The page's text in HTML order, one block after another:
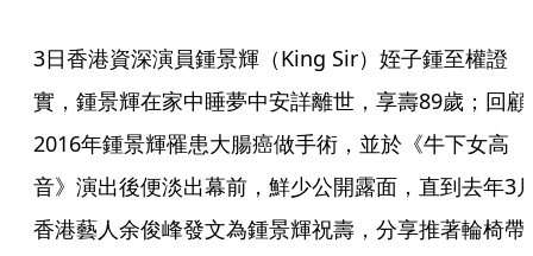
3日香港資深演員鍾景輝（King Sir）姪子鍾至權證
實，鍾景輝在家中睡夢中安詳離世，享壽89歲；回顧
2016年鍾景輝罹患大腸癌做手術，並於《牛下女高
音》演出後便淡出幕前，鮮少公開露面，直到去年3
香港藝人余俊峰發文為鍾景輝祝壽，分享推著輪椅帶